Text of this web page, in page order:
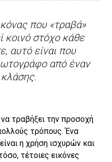
που «τραβά»
κοινό στόχο κάθε
αυτό είναι που
από έναν
να τραβήξει την προσοχή
τρόπους. Ένα
η χρήση ισχυρών και
τέτοιες εικόνες